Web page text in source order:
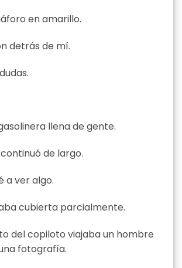
en amarillo.
detrás de mí.
llena de gente.
de largo.
a ver algo.
cubierta parcialmente.
del copiloto viajaba un hombre
fotografía.